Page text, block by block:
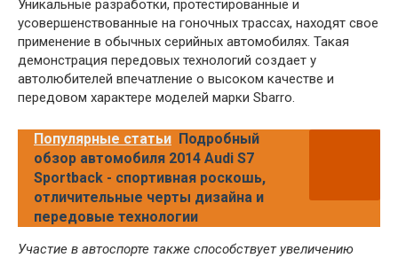
Уникальные разработки, протестированные и
усовершенствованные на гоночных трассах, находят свое
применение в обычных серийных автомобилях. Такая
демонстрация передовых технологий создает у
автолюбителей впечатление о высоком качестве и
передовом характере моделей марки Sbarro.
Популярные статьи Подробный
обзор автомобиля 2014 Audi S7
Sportback - спортивная роскошь,
отличительные черты дизайна и
передовые технологии
Участие в автоспорте также способствует увеличению